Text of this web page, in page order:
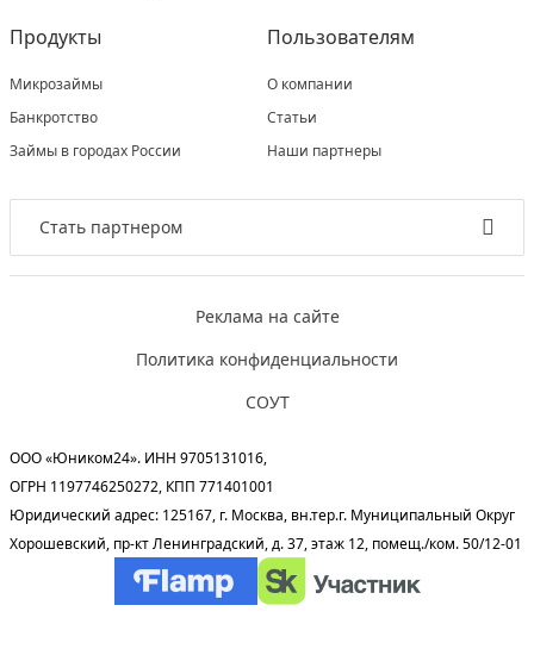
Продукты
Микрозаймы
Банкротство
Займы в городах России
Пользователям
О компании
Статьи
Наши партнеры
Стать партнером
Реклама на сайте
Политика конфиденциальности
СОУТ
ООО «Юником24». ИНН 9705131016,
ОГРН 1197746250272, КПП 771401001
Юридический адрес: 125167, г. Москва, вн.тер.г. Муниципальный Округ
Хорошевский, пр-кт Ленинградский, д. 37, этаж 12, помещ./ком. 50/12-01